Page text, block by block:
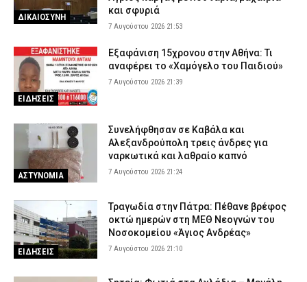
ΔΙΚΑΙΟΣΥΝΗ
και σφυριά
7 Αυγούστου 2026 21:53
ΕΙΔΗΣΕΙΣ
Εξαφάνιση 15χρονου στην Αθήνα: Τι
αναφέρει το «Χαμόγελο του Παιδιού»
7 Αυγούστου 2026 21:39
ΑΣΤΥΝΟΜΙΑ
Συνελήφθησαν σε Καβάλα και
Αλεξανδρούπολη τρεις άνδρες για
ναρκωτικά και λαθραίο καπνό
7 Αυγούστου 2026 21:24
ΕΙΔΗΣΕΙΣ
Τραγωδία στην Πάτρα: Πέθανε βρέφος
οκτώ ημερών στη ΜΕΘ Νεογνών του
Νοσοκομείου «Άγιος Ανδρέας»
7 Αυγούστου 2026 21:10